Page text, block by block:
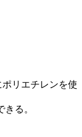
リエチレンを使
る。